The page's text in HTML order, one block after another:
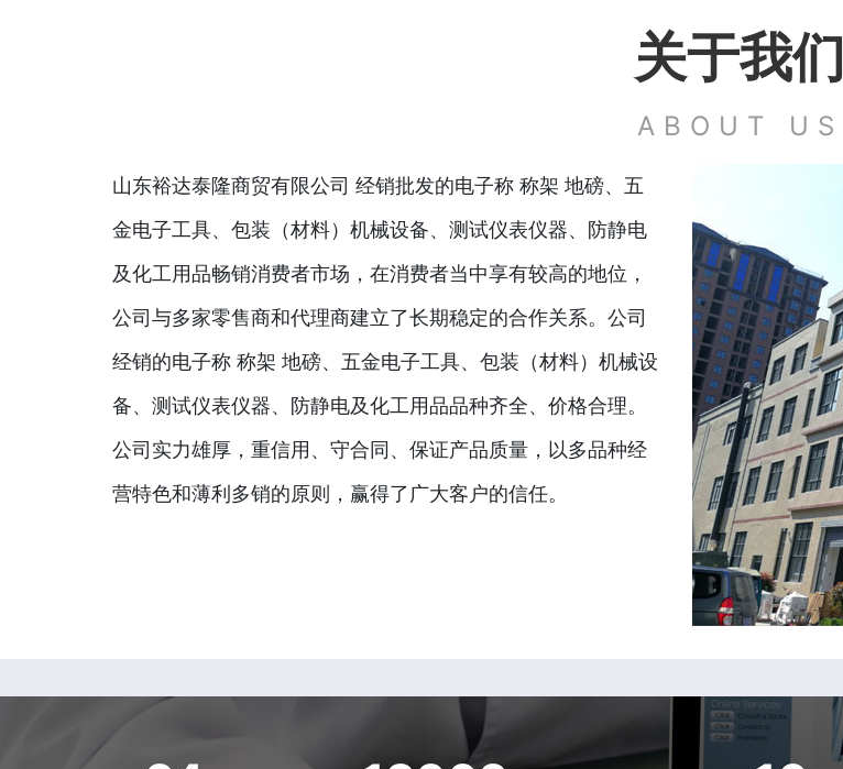
关于我们
ABOUT US
山东裕达泰隆商贸有限公司 经销批发的电子称 称架 地磅、五
金电子工具、包装（材料）机械设备、测试仪表仪器、防静电
及化工用品畅销消费者市场，在消费者当中享有较高的地位，
公司与多家零售商和代理商建立了长期稳定的合作关系。公司
经销的电子称 称架 地磅、五金电子工具、包装（材料）机械设
备、测试仪表仪器、防静电及化工用品品种齐全、价格合理。
公司实力雄厚，重信用、守合同、保证产品质量，以多品种经
营特色和薄利多销的原则，赢得了广大客户的信任。